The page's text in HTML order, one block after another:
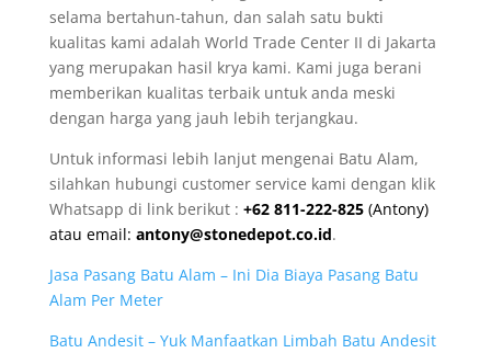
selama bertahun-tahun, dan salah satu bukti
kualitas kami adalah World Trade Center II di Jakarta
yang merupakan hasil krya kami. Kami juga berani
memberikan kualitas terbaik untuk anda meski
dengan harga yang jauh lebih terjangkau.
Untuk informasi lebih lanjut mengenai Batu Alam,
silahkan hubungi customer service kami dengan klik
Whatsapp di link berikut : +62 811-222-825(Antony)
atau email: antony@stonedepot.co.id.
Jasa Pasang Batu Alam – Ini Dia Biaya Pasang Batu
Alam Per Meter
Batu Andesit – Yuk Manfaatkan Limbah Batu Andesit